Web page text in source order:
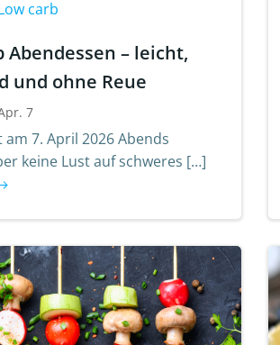
carb
Abendessen – leicht,
und ohne Reue
7
7. April 2026 Abends
keine Lust auf schweres […]